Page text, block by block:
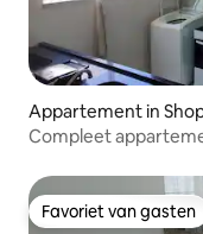
Appartement in
Compleet
Favoriet van gasten
Favoriet van gasten